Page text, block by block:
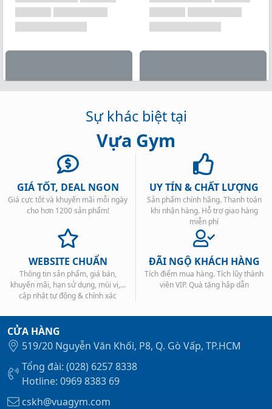
Xem tất cả →
Sự khác biệt tại
Vựa Gym
GIÁ TỐT, DEAL NGON
Giá cực tốt và khuyến mãi mỗi ngày
cho hơn 1200 sản phẩm!
UY TÍN & CHẤT LƯỢNG
Sản phẩm chính hãng. Thanh toán
khi nhận hàng. Hỗ trợ giao hàng
miễn phí
WEBSITE CHUẨN
Thông tin sản phẩm, giá bán,
khuyến mãi, hạn sử dụng, mùi vị,...
cập nhật tự động & chính xác
ĐÃI NGỘ KHÁCH HÀNG
Tích điểm mua hàng. Tích lũy thành
viên VIP. Quà tặng hấp dẫn
CỬA HÀNG
519/20 Nguyễn Văn Khối, P8, Q. Gò Vấp, TP.HCM
Tổng đài: (028) 6257 8338
Hotline: 0969 8383 69
cskh@vuagym.com